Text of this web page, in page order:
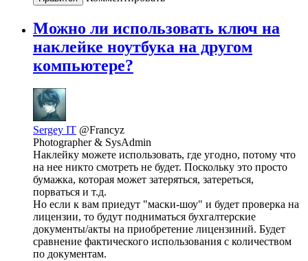
Можно ли использовать ключ на
наклейке ноутбука на другом
компьютере?
Sergey IT @Francyz
Photographer & SysAdmin
Наклейку можете использовать, где угодно, потому что
на нее никто смотреть не будет. Поскольку это просто
бумажка, которая может затеряться, затереться,
порваться и т.д.
Но если к вам приедут "маски-шоу" и будет проверка на
лицензии, то будут подниматься бухгалтерские
документы/акты на приобретение лицензиний. Будет
сравнение фактического использования с количеством
по документам.